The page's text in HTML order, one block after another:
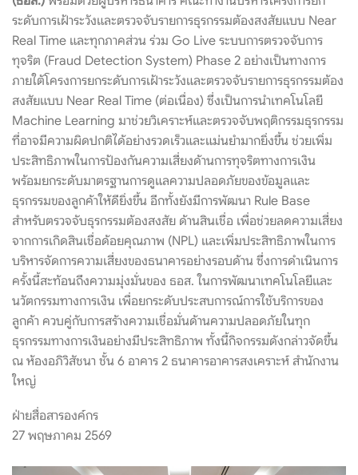
ระดับการเฝ้าระวังและตรวจจับรายการธุรกรรมต้องสงสัยแบบ Near
Real Time และทุกภาคส่วน ร่วม Go Live ระบบการตรวจจับการ
ทุจริต (Fraud Detection System) Phase 2 อย่างเป็นทางการ
ภายใต้โครงการยกระดับการเฝ้าระวังและตรวจจับรายการธุรกรรมต้อง
สงสัยแบบ Near Real Time (ต่อเนื่อง) ซึ่งเป็นการนำเทคโนโลยี
Machine Learning มาช่วยวิเคราะห์และตรวจจับพฤติกรรมธุรกรรม
ที่อาจมีความผิดปกติได้อย่างรวดเร็วและแม่นยำมากยิ่งขึ้น ช่วยเพิ่ม
ประสิทธิภาพในการป้องกันความเสี่ยงด้านการทุจริตทางการเงิน
พร้อมยกระดับมาตรฐานการดูแลความปลอดภัยของข้อมูลและ
ธุรกรรมของลูกค้าให้ดียิ่งขึ้น อีกทั้งยังมีการพัฒนา Rule Base
สำหรับตรวจจับธุรกรรมต้องสงสัย ด้านสินเชื่อ เพื่อช่วยลดความเสี่ยง
จากการเกิดสินเชื่อด้อยคุณภาพ (NPL) และเพิ่มประสิทธิภาพในการ
บริหารจัดการความเสี่ยงของธนาคารอย่างรอบด้าน ซึ่งการดำเนินการ
ครั้งนี้สะท้อนถึงความมุ่งมั่นของ ธอส. ในการพัฒนาเทคโนโลยีและ
นวัตกรรมทางการเงิน เพื่อยกระดับประสบการณ์การใช้บริการของ
ลูกค้า ควบคู่กับการสร้างความเชื่อมั่นด้านความปลอดภัยในทุก
ธุรกรรมทางการเงินอย่างมีประสิทธิภาพ ทั้งนี้กิจกรรมดังกล่าวจัดขึ้น
ณ ห้องอภิวิสัชนา ชั้น 6 อาคาร 2 ธนาคารอาคารสงเคราะห์ สำนักงาน
ใหญ่
ฝ่ายสื่อสารองค์กร
27 พฤษภาคม 2569